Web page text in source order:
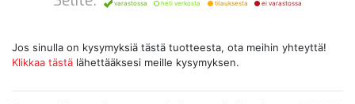
varastossa heti verkosta tilauksesta ei varastossa
Jos sinulla on kysymyksiä tästä tuotteesta, ota meihin yhteyttä!
Klikkaa tästä lähettääksesi meille kysymyksen.